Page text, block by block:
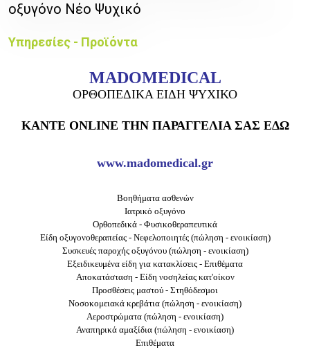
οξυγόνο Νέο Ψυχικό
Υπηρεσίες - Προϊόντα
MADOMEDICAL
ΟΡΘΟΠΕΔΙΚΑ ΕΙΔΗ ΨΥΧΙΚΟ
ΚΑΝΤΕ ONLINE ΤΗΝ ΠΑΡΑΓΓΕΛΙΑ ΣΑΣ ΕΔΩ
www.madomedical.gr
Βοηθήματα ασθενών
Ιατρικό οξυγόνο
Ορθοπεδικά - Φυσικοθεραπευτικά
Είδη οξυγονοθεραπείας - Νεφελοποιητές (πώληση - ενοικίαση)
Συσκευές παροχής οξυγόνου (πώληση - ενοικίαση)
Εξειδικευμένα είδη για κατακλίσεις - Επιθέματα
Αποκατάσταση - Είδη νοσηλείας κατ'οίκον
Προσθέσεις μαστού - Στηθόδεσμοι
Νοσοκομειακά κρεβάτια (πώληση - ενοικίαση)
Αεροστρώματα (πώληση - ενοικίαση)
Αναπηρικά αμαξίδια (πώληση - ενοικίαση)
Επιθέματα